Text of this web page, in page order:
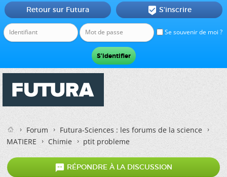
Se souvenir de moi ?
Retour sur Futura  S'inscrire
Forum
Futura-Sciences : les forums de la science
MATIERE
Chimie ptit probleme
 RÉPONDRE À LA DISCUSSION